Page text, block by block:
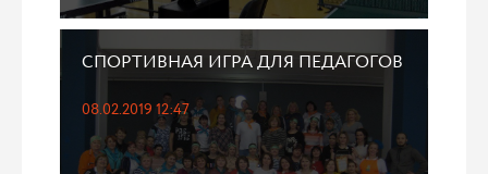
СПОРТИВНАЯ ИГРА ДЛЯ ПЕДАГОГОВ
08.02.2019 12:47